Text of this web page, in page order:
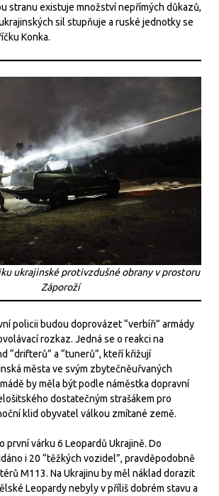
stranu existuje množství nepřímých důkazů,
sil stupňuje a ruské jednotky se
Konka.
ukrajinské protivzdušné obrany v prostoru
Záporoží
policii budou doprovázet “verbíři” armády
rozkaz. Jedná se o reakci na
“drifterů” a “tunerů”, kteří křižují
města ve svým zbytečněuřvaných
by měla být podle náměstka dopravní
dostatečným strašákem pro
klid obyvatel válkou zmítané země.
první várku 6 Leopardů Ukrajině. Do
i 20 “těžkých vozidel”, pravděpodobně
M113. Na Ukrajinu by měl náklad dorazit
Leopardy nebyly v příliš dobrém stavu a